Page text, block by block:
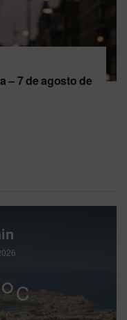
– 7 de agosto de
°C